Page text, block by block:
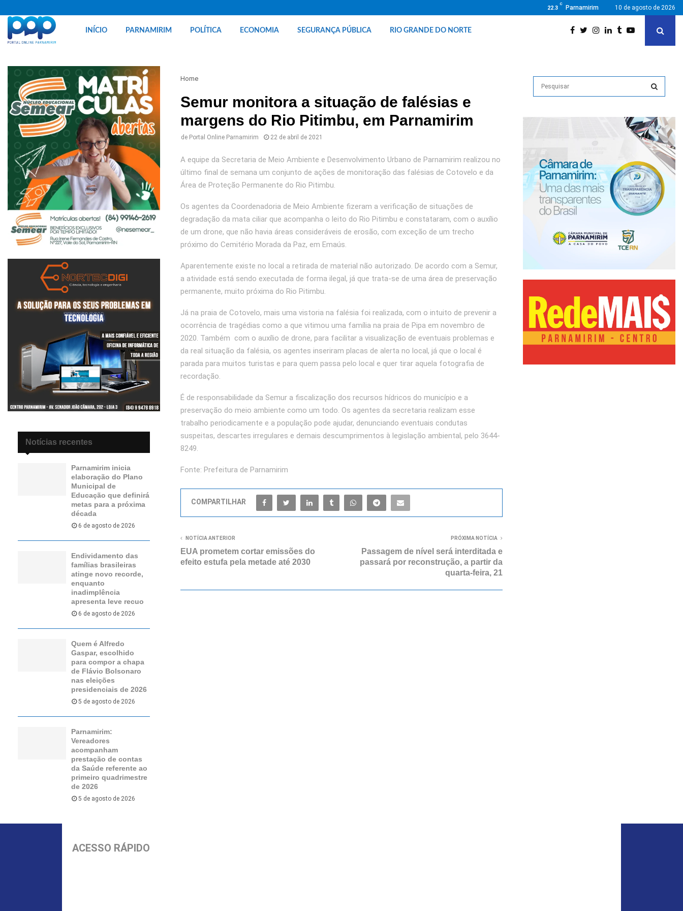
22.3
C
Parnamirim 10 de agosto de 2026
INÍCIO PARNAMIRIM POLÍTICA ECONOMIA SEGURANÇA PÚBLICA RIO GRANDE DO NORTE
Home
Semur monitora a situação de falésias e
margens do Rio Pitimbu, em Parnamirim
de Portal Online Parnamirim 22 de abril de 2021
A equipe da Secretaria de Meio Ambiente e Desenvolvimento Urbano de Parnamirim realizou no
último final de semana um conjunto de ações de monitoração das falésias de Cotovelo e da
Área de Proteção Permanente do Rio Pitimbu.
Os agentes da Coordenadoria de Meio Ambiente fizeram a verificação de situações de
degradação da mata ciliar que acompanha o leito do Rio Pitimbu e constataram, com o auxílio
de um drone, que não havia áreas consideráveis de erosão, com exceção de um trecho
próximo do Cemitério Morada da Paz, em Emaús.
Aparentemente existe no local a retirada de material não autorizado. De acordo com a Semur,
a atividade está sendo executada de forma ilegal, já que trata-se de uma área de preservação
permanente, muito próxima do Rio Pitimbu.
Já na praia de Cotovelo, mais uma vistoria na falésia foi realizada, com o intuito de prevenir a
ocorrência de tragédias como a que vitimou uma família na praia de Pipa em novembro de
2020. Também com o auxílio de drone, para facilitar a visualização de eventuais problemas e
da real situação da falésia, os agentes inseriram placas de alerta no local, já que o local é
parada para muitos turistas e para quem passa pelo local e quer tirar aquela fotografia de
recordação.
É de responsabilidade da Semur a fiscalização dos recursos hídricos do município e a
preservação do meio ambiente como um todo. Os agentes da secretaria realizam esse
trabalho periodicamente e a população pode ajudar, denunciando eventuais condutas
suspeitas, descartes irregulares e demais descumprimentos à legislação ambiental, pelo 3644-
8249.
Fonte: Prefeitura de Parnamirim
COMPARTILHAR
NOTÍCIA ANTERIOR
EUA prometem cortar emissões do
efeito estufa pela metade até 2030
PRÓXIMA NOTÍCIA
Passagem de nível será interditada e
passará por reconstrução, a partir da
quarta-feira, 21
Notícias recentes
Parnamirim inicia
elaboração do Plano
Municipal de
Educação que definirá
metas para a próxima
década
6 de agosto de 2026
Endividamento das
famílias brasileiras
atinge novo recorde,
enquanto
inadimplência
apresenta leve recuo
6 de agosto de 2026
Quem é Alfredo
Gaspar, escolhido
para compor a chapa
de Flávio Bolsonaro
nas eleições
presidenciais de 2026
5 de agosto de 2026
Parnamirim:
Vereadores
acompanham
prestação de contas
da Saúde referente ao
primeiro quadrimestre
de 2026
5 de agosto de 2026
r
:
E
A
R
C
H
ACESSO RÁPIDO